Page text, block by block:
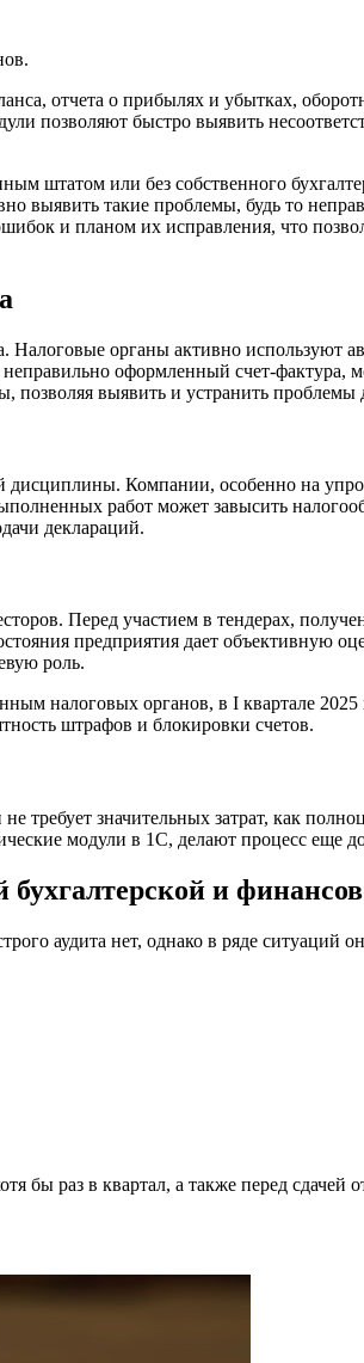
отчета о прибылях и убытках,
позволяют быстро выявить
штатом или без собственного
выявить такие проблемы, будь то
и планом их исправления, что
Налоговые органы активно
оформленный счет-
выявить и устранить
дисциплины. Компании, особенно на
работ может завысить
деклараций.
Перед участием в тендерах,
предприятия дает объективную
роль.
налоговых органов, в I квартале
штрафов и блокировки счетов.
требует значительных затрат, как
модули в 1C, делают процесс еще
бухгалтерской и
аудита нет, однако в ряде ситуаций
раз в квартал, а также перед сдачей